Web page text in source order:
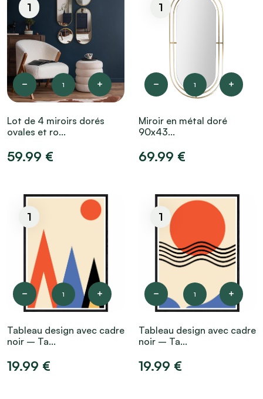
1
1
Lot de 4 miroirs dorés
ovales et ro...
59.99 €
1
1
Miroir en métal doré
90x43...
69.99 €
1
1
Tableau design avec cadre
noir – Ta...
19.99 €
1
1
Tableau design avec cadre
noir – Ta...
19.99 €